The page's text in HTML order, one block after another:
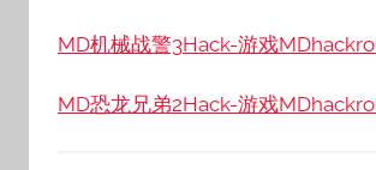
MD机械战警3Hack-游戏
MD恐龙兄弟2Hack-游戏